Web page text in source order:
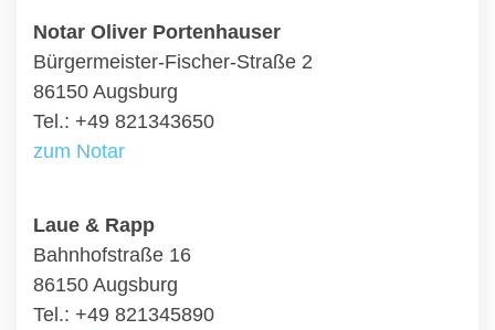
Notar Oliver Portenhauser
Bürgermeister-Fischer-Straße 2
86150 Augsburg
Tel.: +49 821343650
zum Notar
Laue & Rapp
Bahnhofstraße 16
86150 Augsburg
Tel.: +49 821345890